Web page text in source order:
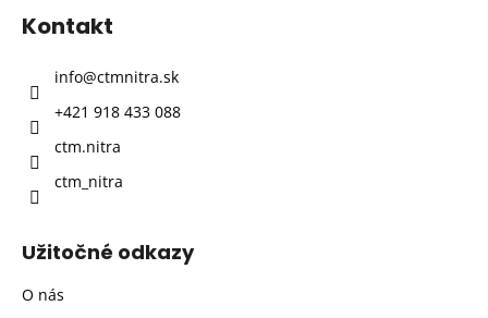
Kontakt
info@ctmnitra.sk
+421 918 433 088
ctm.nitra
ctm_nitra
Užitočné odkazy
O nás